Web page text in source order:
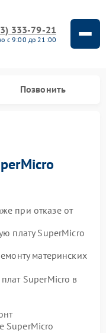
333-79-21
с 9:00 до 21:00
Позвонить
при отказе от
плату SuperMicro
материнских
SuperMicro в
SuperMicro